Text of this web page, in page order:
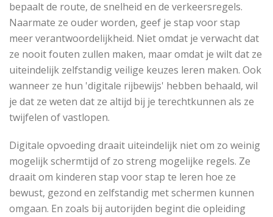
bepaalt de route, de snelheid en de verkeersregels.
Naarmate ze ouder worden, geef je stap voor stap
meer verantwoordelijkheid. Niet omdat je verwacht dat
ze nooit fouten zullen maken, maar omdat je wilt dat ze
uiteindelijk zelfstandig veilige keuzes leren maken. Ook
wanneer ze hun 'digitale rijbewijs' hebben behaald, wil
je dat ze weten dat ze altijd bij je terechtkunnen als ze
twijfelen of vastlopen.
Digitale opvoeding draait uiteindelijk niet om zo weinig
mogelijk schermtijd of zo streng mogelijke regels. Ze
draait om kinderen stap voor stap te leren hoe ze
bewust, gezond en zelfstandig met schermen kunnen
omgaan. En zoals bij autorijden begint die opleiding